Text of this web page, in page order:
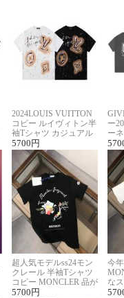
2024LOUIS VUITTON
コピー ルイヴィトン半
袖Tシャツ カジュアル
に馴染む 2色展開
5700 円
ー
ー
ー
超人気モデルss24モン
クレール 半袖Tシャツ
コピー MONCLER 品が
良く見た目
5700 円
今
な
ル